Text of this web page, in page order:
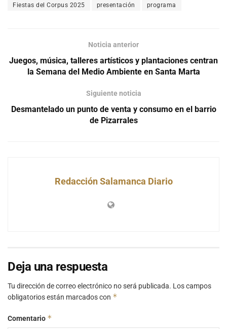
Fiestas del Corpus 2025 presentación programa
Noticia anterior
Juegos, música, talleres artísticos y plantaciones centran
la Semana del Medio Ambiente en Santa Marta
Siguiente noticia
Desmantelado un punto de venta y consumo en el barrio
de Pizarrales
Redacción Salamanca Diario
Deja una respuesta
Tu dirección de correo electrónico no será publicada. Los campos
obligatorios están marcados con *
Comentario *